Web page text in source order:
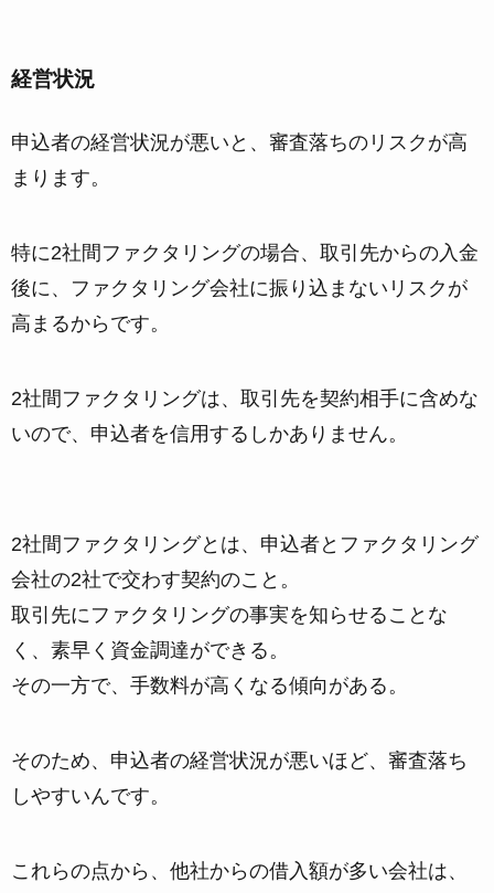
経営状況
申込者の経営状況が悪いと、審査落ちのリスクが高
まります。
特に2社間ファクタリングの場合、 取引先からの入金
後に、ファクタリング会社に振り込まないリスクが
高まるからです。
2社間ファクタリングは、取引先を契約相手に含めな
いので、申込者を信用するしかありません。
2社間ファクタリングとは、申込者とファクタリング
会社の2社で交わす契約のこと。
取引先にファクタリングの事実を知らせることな
く、素早く資金調達ができる。
その一方で、手数料が高くなる傾向がある。
そのため、申込者の経営状況が悪いほど、審査落ち
しやすいんです。
これらの点から、他社からの借入額が多い会社は、